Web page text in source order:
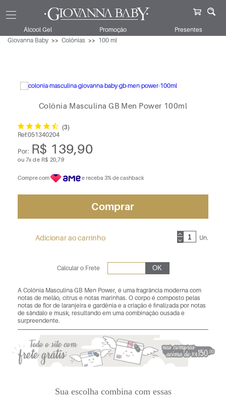
Álcool Gel Promoção
Presentes
Giovanna Baby
Colônias 100 ml
Colônia Masculina GB Men Power 100ml
(3)
Ref:051340204
Por: R$ 139,90
ou 7x de R$ 20,79
Compre com e receba 3% de cashback
Comprar
Un.
Adicionar ao carrinho
Calcular o Frete
A Colônia Masculina GB Men Power, é uma fragrância moderna com
notas de melão, citrus e notas marinhas. O corpo é composto pelas
notas de flor de laranjeira e gardênia e a criação é finalizada por notas
de sândalo e musk, resultando em uma combinação ousada e
surpreendente.
Sua escolha combina com essas